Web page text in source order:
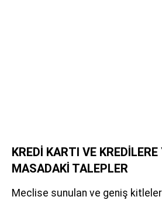
KREDİ KARTI VE
MASADAKİ TALEPLER
Meclise sunulan ve geniş